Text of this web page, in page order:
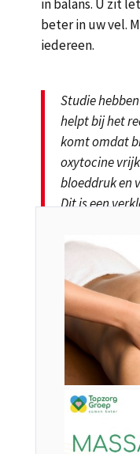
in balans. U zit
beter in uw vel.
iedereen.
Studie
helpt bij het
komt omdat
oxytocine
bloeddruk en
Dit is een
Het is goed